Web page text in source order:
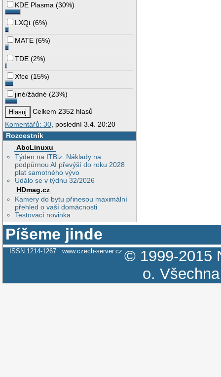
KDE Plasma (30%)
LXQt (6%)
MATE (6%)
TDE (2%)
Xfce (15%)
jiné/žádné (23%)
Celkem 2352 hlasů
Komentářů: 30 , poslední 3.4. 20:20
Rozcestník
AbcLinuxu
Týden na ITBiz: Náklady na
podpůrnou AI převýší do roku 2028
plat samotného vývo
Událo se v týdnu 32/2026
HDmag.cz
Kamery do bytu přinesou maximální
přehled o vaší domácnosti
Testovací novinka
Píšeme jinde
ISSN 1214-1267 www.czech-server.cz © 1999-2015
o.